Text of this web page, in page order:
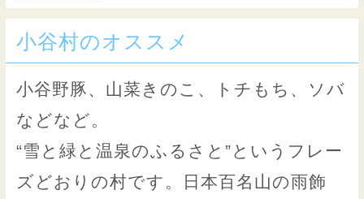
小谷村のオススメ
小谷野豚、山菜きのこ、トチもち、ソバ
などなど。
“雪と緑と温泉のふるさと”というフレー
ズどおりの村です。日本百名山の雨飾